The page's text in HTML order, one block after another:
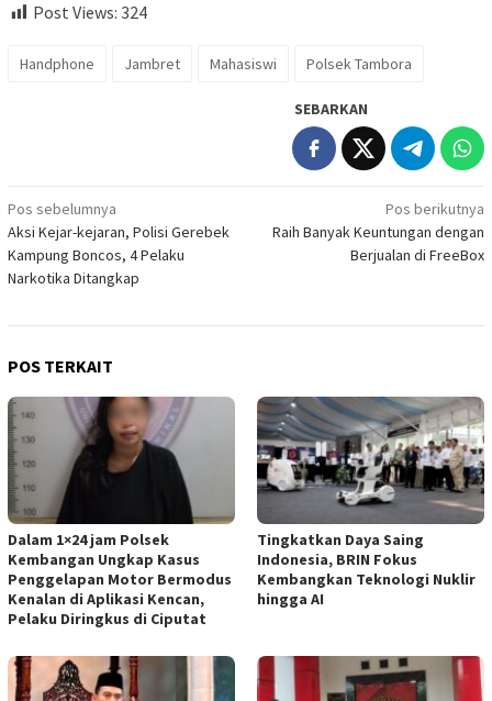
Post Views: 324
Handphone Jambret Mahasiswi Polsek Tambora
SEBARKAN
Navigasi
pos
Pos sebelumnya
Aksi Kejar-kejaran, Polisi Gerebek
Kampung Boncos, 4 Pelaku
Narkotika Ditangkap
Pos berikutnya
Raih Banyak Keuntungan dengan
Berjualan di FreeBox
POS TERKAIT
Dalam 1×24 jam Polsek
Kembangan Ungkap Kasus
Penggelapan Motor Bermodus
Kenalan di Aplikasi Kencan,
Pelaku Diringkus di Ciputat
Tingkatkan Daya Saing
Indonesia, BRIN Fokus
Kembangkan Teknologi Nuklir
hingga AI